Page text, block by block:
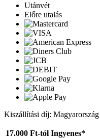
Utánvét
Előre utalás
Kiszállítási díj: Magyarország
17.000 Ft-tól Ingyenes*